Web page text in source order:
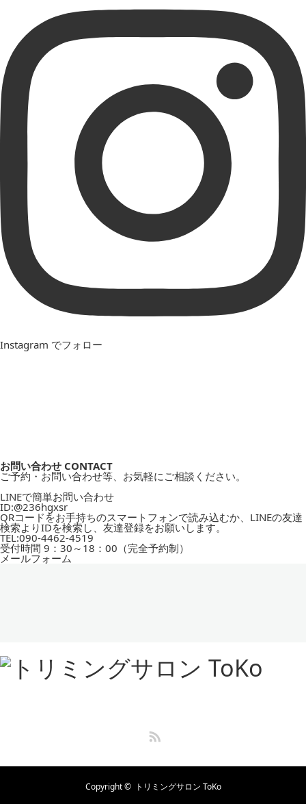
Instagram でフォロー
お問い合わせ CONTACT
ご予約・お問い合わせ等、お気軽にご相談ください。
LINEで簡単お問い合わせ
ID:@236hgxsr
QRコードをお手持ちのスマートフォンで読み込むか、LINEの友達
検索よりIDを検索し、友達登録をお願いします。
TEL:090-4462-4519
受付時間 9：30～18：00（完全予約制）
メールフォーム
Copyright © トリミングサロン ToKo